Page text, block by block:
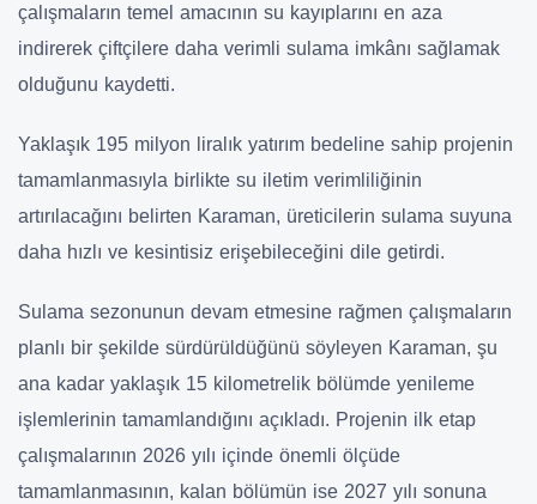
çalışmaların temel amacının su kayıplarını en aza
indirerek çiftçilere daha verimli sulama imkânı sağlamak
olduğunu kaydetti.
Yaklaşık 195 milyon liralık yatırım bedeline sahip projenin
tamamlanmasıyla birlikte su iletim verimliliğinin
artırılacağını belirten Karaman, üreticilerin sulama suyuna
daha hızlı ve kesintisiz erişebileceğini dile getirdi.
Sulama sezonunun devam etmesine rağmen çalışmaların
planlı bir şekilde sürdürüldüğünü söyleyen Karaman, şu
ana kadar yaklaşık 15 kilometrelik bölümde yenileme
işlemlerinin tamamlandığını açıkladı. Projenin ilk etap
çalışmalarının 2026 yılı içinde önemli ölçüde
tamamlanmasının, kalan bölümün ise 2027 yılı sonuna